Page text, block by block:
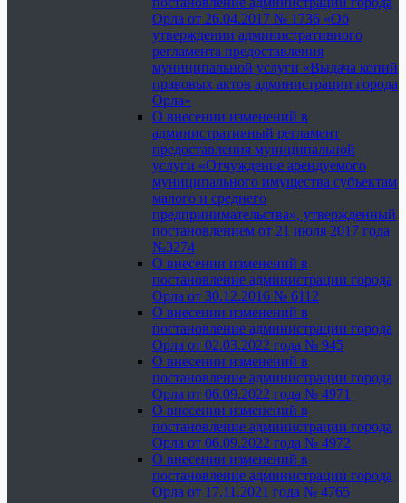
Орла от 26.04.2017 № 1736 «Об
утверждении административного
регламента предоставления
муниципальной услуги «Выдача копий
правовых актов администрации города
Орла»
О внесении изменений в
административный регламент
предоставления муниципальной
услуги «Отчуждение арендуемого
муниципального имущества субъектам
малого и среднего
предпринимательства», утвержденный
постановлением от 21 июля 2017 года
№3274
О внесении изменений в
постановление администрации города
Орла от 30.12.2016 № 6112
О внесении изменений в
постановление администрации города
Орла от 02.03.2022 года № 945
О внесении изменений в
постановление администрации города
Орла от 06.09.2022 года № 4971
О внесении изменений в
постановление администрации города
Орла от 06.09.2022 года № 4972
О внесении изменений в
постановление администрации города
Орла от 17.11.2021 года № 4765